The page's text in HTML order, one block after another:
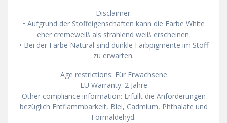
Disclaimer:
• Aufgrund der Stoffeigenschaften kann die Farbe White
eher cremeweiß als strahlend weiß erscheinen.
• Bei der Farbe Natural sind dunkle Farbpigmente im Stoff
zu erwarten.
Age restrictions: Für Erwachsene
EU Warranty: 2 Jahre
Other compliance information: Erfüllt die Anforderungen
bezüglich Entflammbarkeit, Blei, Cadmium, Phthalate und
Formaldehyd.